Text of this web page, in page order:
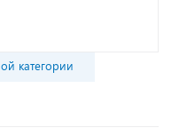
категории